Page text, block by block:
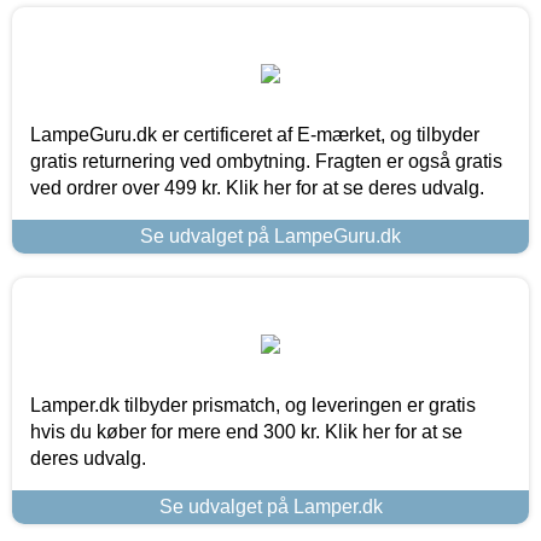
LampeGuru.dk er certificeret af E-mærket, og tilbyder
gratis returnering ved ombytning. Fragten er også gratis
ved ordrer over 499 kr. Klik her for at se deres udvalg.
Se udvalget på LampeGuru.dk
Lamper.dk tilbyder prismatch, og leveringen er gratis
hvis du køber for mere end 300 kr. Klik her for at se
deres udvalg.
Se udvalget på Lamper.dk